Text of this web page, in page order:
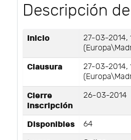
Descripción
Inicio
27-03-2014,
Clausura
27-03-2014,
Cierre
inscripción
26-03-2014
Disponibles 64